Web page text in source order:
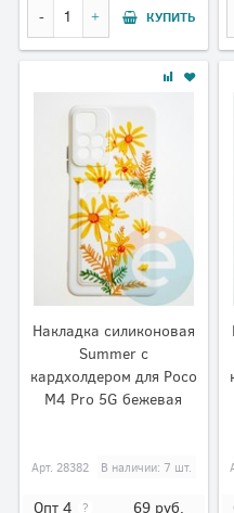
КУПИТЬ
Накладка силиконовая
Summer с
кардхолдером для Poco
M4 Pro 5G бежевая
Арт. 28382 В наличии: 7 шт.
Опт 4 ? 69 руб.